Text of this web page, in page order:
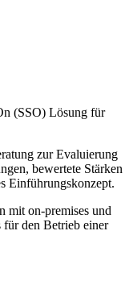
(SSO) Lösung für
zur Evaluierung
bewertete Stärken
Einführungskonzept.
mit on-premises und
für den Betrieb einer